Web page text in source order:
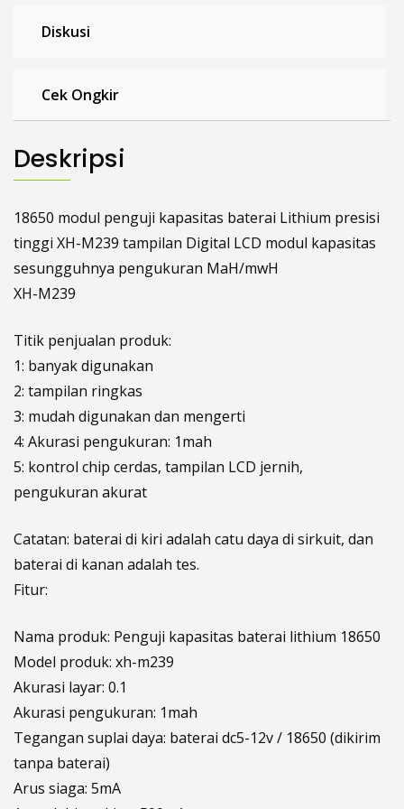
Diskusi
Cek Ongkir
Deskripsi
18650 modul penguji kapasitas baterai Lithium presisi
tinggi XH-M239 tampilan Digital LCD modul kapasitas
sesungguhnya pengukuran MaH/mwH
XH-M239
Titik penjualan produk:
1: banyak digunakan
2: tampilan ringkas
3: mudah digunakan dan mengerti
4: Akurasi pengukuran: 1mah
5: kontrol chip cerdas, tampilan LCD jernih,
pengukuran akurat
Catatan: baterai di kiri adalah catu daya di sirkuit, dan
baterai di kanan adalah tes.
Fitur:
Nama produk: Penguji kapasitas baterai lithium 18650
Model produk: xh-m239
Akurasi layar: 0.1
Akurasi pengukuran: 1mah
Tegangan suplai daya: baterai dc5-12v / 18650 (dikirim
tanpa baterai)
Arus siaga: 5mA